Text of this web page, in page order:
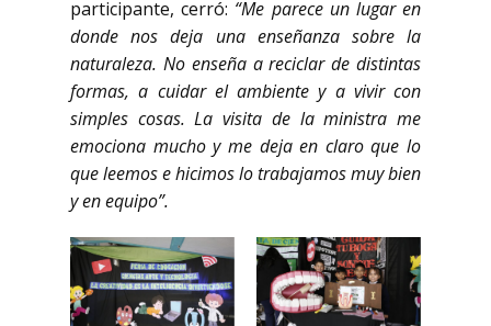
participante, cerró: “Me parece un lugar en
donde nos deja una enseñanza sobre la
naturaleza. No enseña a reciclar de distintas
formas, a cuidar el ambiente y a vivir con
simples cosas. La visita de la ministra me
emociona mucho y me deja en claro que lo
que leemos e hicimos lo trabajamos muy bien
y en equipo”.